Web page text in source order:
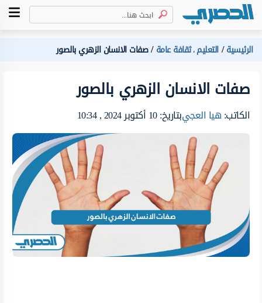
الرئيسية التعليم،ثقافة عامة صفات الانسان الزهري بالصور
صفات الانسان الزهري بالصور
الكاتب:هيا العجيبتاريخ: 10 أكتوبر 2024 , 10:34